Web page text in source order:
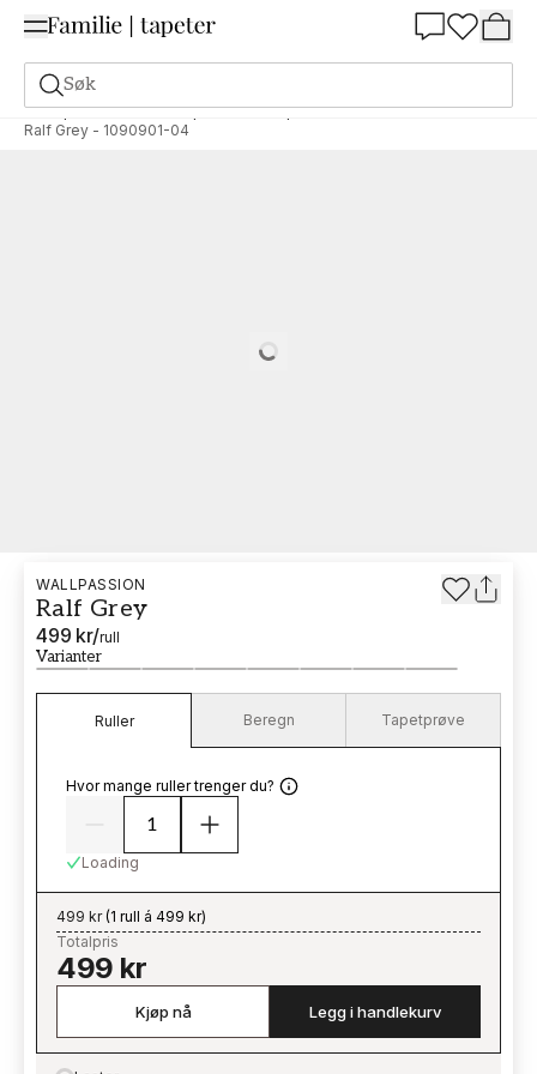
Søk
Tapeter Merke Wallpassion Wallpassion
Ralf Grey - 1090901-04
Loading…
WALLPASSION
Ralf Grey
499 kr/rull
Varianter
Ruller Beregn Tapetprøve
Hvor mange ruller trenger du?
Loading
499 kr(1 rull á 499 kr)
Totalpris
499 kr
Kjøp nå Legg i handlekurv